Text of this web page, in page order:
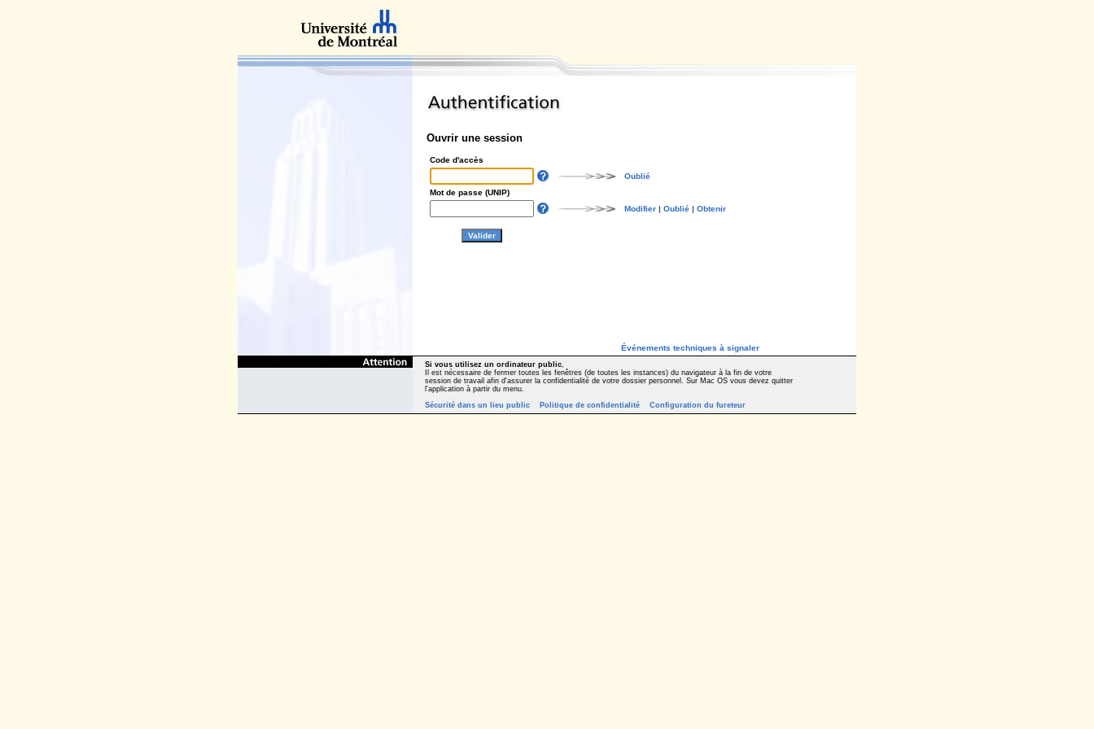
Ouvrir une session
Code d'accès
Oublié
Mot de passe (UNIP)
Modifier | Oublié | Obtenir
Événements techniques à signaler
Si vous utilisez un ordinateur public,
Il est nécessaire de fermer toutes les fenêtres (de toutes les instances) du navigateur à la fin de votre
session de travail afin d'assurer la confidentialité de votre dossier personnel. Sur Mac OS vous devez quitter
l'application à partir du menu.
Sécurité dans un lieu public
Politique de confidentialité Configuration du fureteur